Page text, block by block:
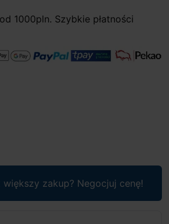
1000pln. Szybkie płatności
większy zakup? Negocjuj cenę!